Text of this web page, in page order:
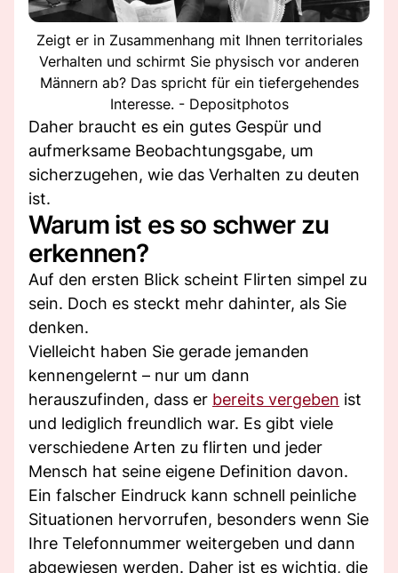
Zeigt er in Zusammenhang mit Ihnen territoriales
Verhalten und schirmt Sie physisch vor anderen
Männern ab? Das spricht für ein tiefergehendes
Interesse. - Depositphotos
Daher braucht es ein gutes Gespür und
aufmerksame Beobachtungsgabe, um
sicherzugehen, wie das Verhalten zu deuten
ist.
Warum ist es so schwer zu
erkennen?
Auf den ersten Blick scheint Flirten simpel zu
sein. Doch es steckt mehr dahinter, als Sie
denken.
Vielleicht haben Sie gerade jemanden
kennengelernt – nur um dann
herauszufinden, dass er bereits vergeben ist
und lediglich freundlich war. Es gibt viele
verschiedene Arten zu flirten und jeder
Mensch hat seine eigene Definition davon.
Ein falscher Eindruck kann schnell peinliche
Situationen hervorrufen, besonders wenn Sie
Ihre Telefonnummer weitergeben und dann
abgewiesen werden. Daher ist es wichtig, die